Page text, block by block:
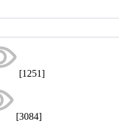
[1251]
[3084]